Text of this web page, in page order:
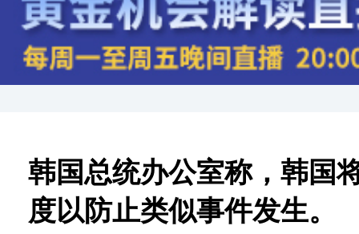
韩国总统办公室称，韩国
度以防止类似事件发生。